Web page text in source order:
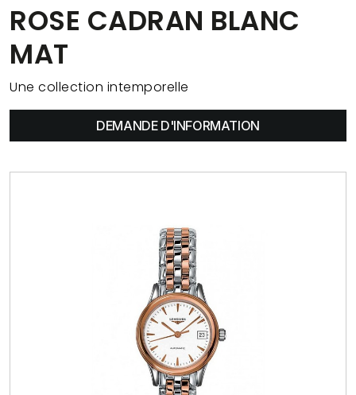
ROSE CADRAN BLANC
MAT
Une collection intemporelle
DEMANDE D'INFORMATION